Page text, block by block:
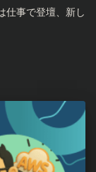
仕事で登壇、新し